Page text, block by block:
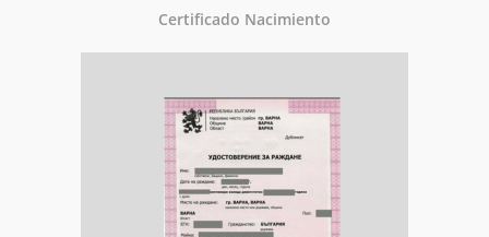
Certificado Nacimiento